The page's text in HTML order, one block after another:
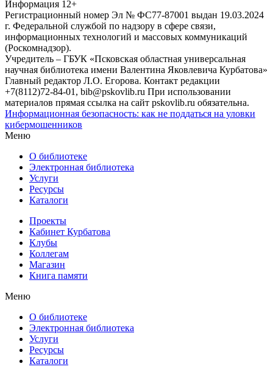
Информация 12+
Регистрационный номер Эл № ФС77-87001 выдан 19.03.2024
г. Федеральной службой по надзору в сфере связи,
информационных технологий и массовых коммуникаций
(Роскомнадзор).
Учредитель – ГБУК «Псковская областная универсальная
научная библиотека имени Валентина Яковлевича Курбатова»
Главный редактор Л.О. Егорова. Контакт редакции
+7(8112)72-84-01, bib@pskovlib.ru При использовании
материалов прямая ссылка на сайт pskovlib.ru обязательна.
Информационная безопасность: как не поддаться на уловки
кибермошенников
Меню
О библиотеке
Электронная библиотека
Услуги
Ресурсы
Каталоги
Проекты
Кабинет Курбатова
Клубы
Коллегам
Магазин
Книга памяти
Меню
О библиотеке
Электронная библиотека
Услуги
Ресурсы
Каталоги